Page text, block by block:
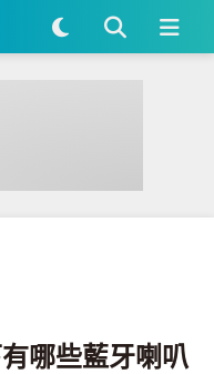
叭可以選？精挑 8 款產品
哪些藍牙喇叭